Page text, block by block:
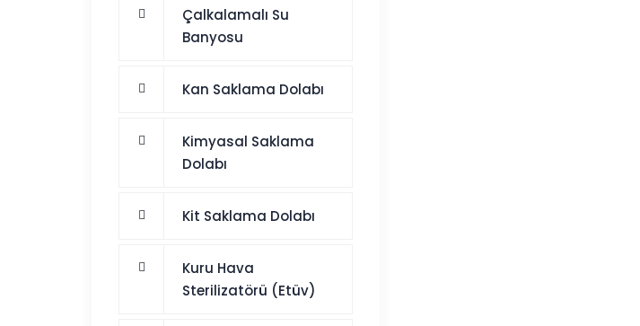
Çalkalamalı Su
Banyosu
Kan Saklama Dolabı
Kimyasal Saklama
Dolabı
Kit Saklama Dolabı
Kuru Hava
Sterilizatörü (Etüv)